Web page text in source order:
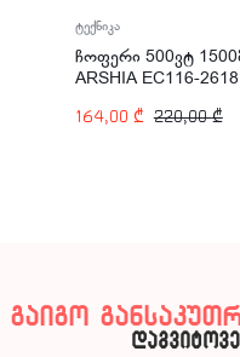
ტექნიკა
ჩოფერი 500ვტ
ARSHIA EC116-2618
164,00 ₾ 220,00₾
გაიგო